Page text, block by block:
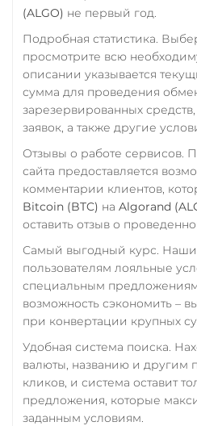
(ALGO) не первый год.
Подробная статистика.
просмотрите всю
описании указывается
сумма для проведения
зарезервированных
заявок, а также другие
Отзывы о работе сервисов.
сайта предоставляется
комментарии клиентов,
Bitcoin (BTC) на Algorand
оставить отзыв о
Самый выгодный курс.
пользователям лояльные
специальным предложениям
возможность сэкономить –
при конвертации крупных
Удобная система поиска.
валюты, названию и другим
кликов, и система оставит
предложения, которые
заданным условиям.